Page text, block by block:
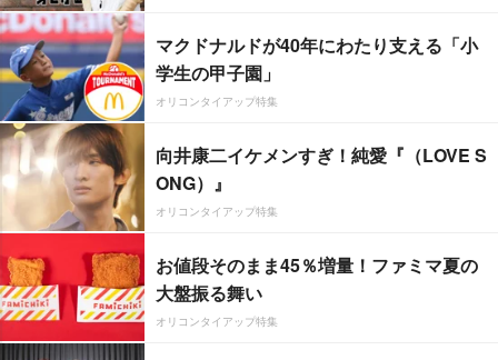
マクドナルドが40年にわたり支える「小
学生の甲子園」
オリコンタイアップ特集
向井康二イケメンすぎ！純愛『（LOVE S
ONG）』
オリコンタイアップ特集
お値段そのまま45％増量！ファミマ夏の
大盤振る舞い
オリコンタイアップ特集